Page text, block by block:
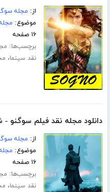
از: مجله
موضوع:
۱۶ صفحه
برچسب‌ها:
نقد سینما،
دانلود مجله نقد فیلم سوگنو -
از: مجله
موضوع:
۱۶ صفحه
برچسب‌ها:
نقد سینما،